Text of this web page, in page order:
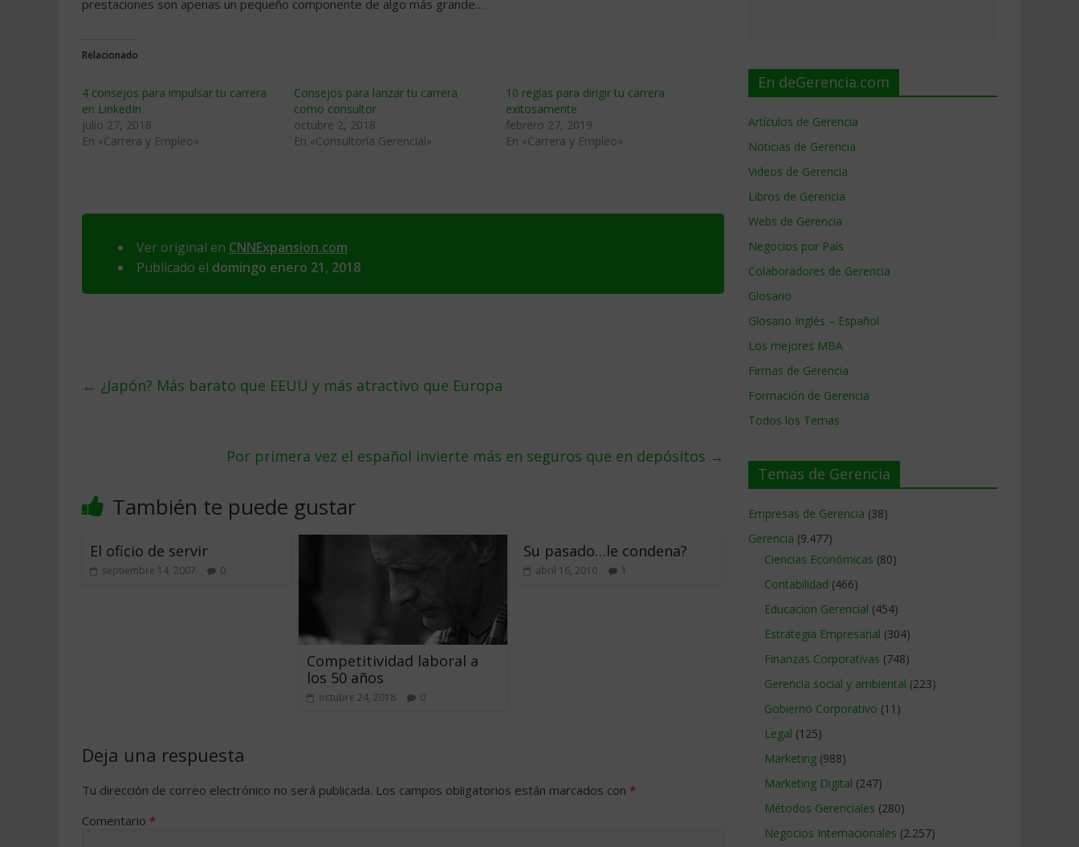
prestaciones son apenas un pequeño componente de algo más grande…
Relacionado
4 consejos para impulsar tu carrera
en LinkedIn
julio 27, 2018
En «Carrera y Empleo»
Consejos para lanzar tu carrera
como consultor
octubre 2, 2018
En «Consultoría Gerencial»
10 reglas para dirigir tu carrera
exitosamente
febrero 27, 2019
En «Carrera y Empleo»
Ver original en CNNExpansion.com
Publicado el domingo enero 21, 2018
← ¿Japón? Más barato que EEUU y más atractivo que Europa
Por primera vez el español invierte más en seguros que en depósitos →
También te puede gustar
El oficio de servir
septiembre 14, 2007 0
Competitividad laboral a
los 50 años
octubre 24, 2018 0
Su pasado…le condena?
abril 16, 2010 1
Deja una respuesta
Tu dirección de correo electrónico no será publicada. Los campos obligatorios están marcados con *
Comentario *
En deGerencia.com
Artículos de Gerencia
Noticias de Gerencia
Videos de Gerencia
Libros de Gerencia
Webs de Gerencia
Negocios por País
Colaboradores de Gerencia
Glosario
Glosario Inglés – Español
Los mejores MBA
Firmas de Gerencia
Formación de Gerencia
Todos los Temas
Temas de Gerencia
Empresas de Gerencia (38)
Gerencia (9.477)
Ciencias Económicas (80)
Contabilidad (466)
Educacion Gerencial (454)
Estrategia Empresarial (304)
Finanzas Corporativas (748)
Gerencia social y ambiental (223)
Gobierno Corporativo (11)
Legal (125)
Marketing (988)
Marketing Digital (247)
Métodos Gerenciales (280)
Negocios Internacionales (2.257)